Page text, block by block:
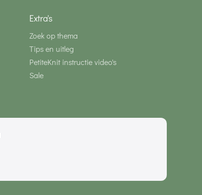
Extra's
Zoek op thema
Tips en uitleg
PetiteKnit instructie video's
Sale